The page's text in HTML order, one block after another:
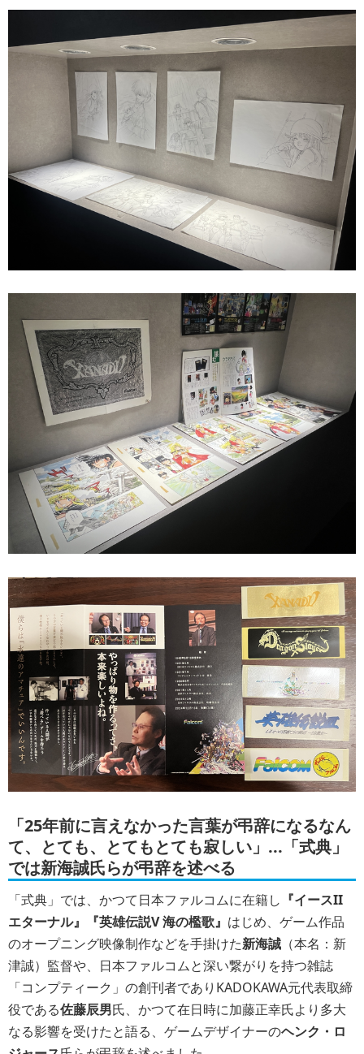
「25年前に言えなかった言葉が弔辞になるなん
て、とても、とてもとても寂しい」...「式典」
では新海誠氏らが弔辞を述べる
「式典」では、かつて日本ファルコムに在籍し 『イースII
エターナル』『英雄伝説V 海の檻歌』 はじめ、ゲーム作品
のオープニング映像制作などを手掛けた新海誠 （本名：新
津誠）監督や、日本ファルコムと深い繋がりを持つ雑誌
「コンプティーク」の創刊者でありKADOKAWA元代表取締
役である佐藤辰男氏、かつて在日時に加藤正幸氏より多大
なる影響を受けたと語る、ゲームデザイナーのヘンク・ロ